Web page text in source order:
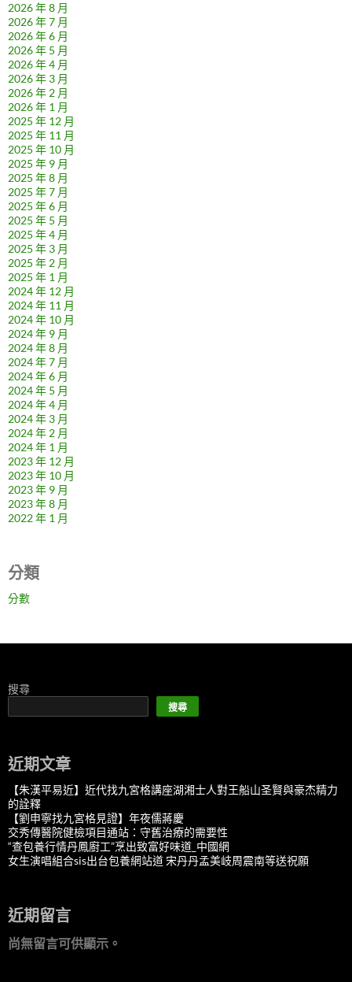
2026 年 8 月
2026 年 7 月
2026 年 6 月
2026 年 5 月
2026 年 4 月
2026 年 3 月
2026 年 2 月
2026 年 1 月
2025 年 12 月
2025 年 11 月
2025 年 10 月
2025 年 9 月
2025 年 8 月
2025 年 7 月
2025 年 6 月
2025 年 5 月
2025 年 4 月
2025 年 3 月
2025 年 2 月
2025 年 1 月
2024 年 12 月
2024 年 11 月
2024 年 10 月
2024 年 9 月
2024 年 8 月
2024 年 7 月
2024 年 6 月
2024 年 5 月
2024 年 4 月
2024 年 3 月
2024 年 2 月
2024 年 1 月
2023 年 12 月
2023 年 10 月
2023 年 9 月
2023 年 8 月
2022 年 1 月
分類
分數
搜尋
搜尋
近期文章
【朱漢平易近】近代找九宮格講座湖湘士人對王船山圣賢與豪杰精力
的詮釋
【劉申寧找九宮格見證】年夜儒蔣慶
交秀傳醫院健檢項目通站：守舊治療的需要性
“查包養行情丹鳳廚工”烹出致富好味道_中國網
女生演唱組合sis出台包養網站道 宋丹丹孟美岐周震南等送祝願
近期留言
尚無留言可供顯示。